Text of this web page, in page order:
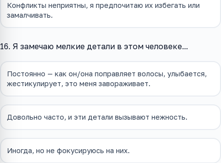
Конфликты неприятны, я предпочитаю их избегать или
замалчивать.
16. Я замечаю мелкие детали в этом человеке...
Постоянно — как он/она поправляет волосы, улыбается,
жестикулирует, это меня завораживает.
Довольно часто, и эти детали вызывают нежность.
Иногда, но не фокусируюсь на них.